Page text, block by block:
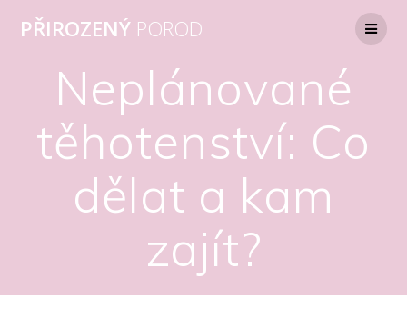
PŘIROZENÝ POROD
Neplánované
těhotenství: Co
dělat a kam
zajít?